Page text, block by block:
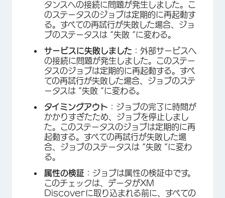
タンスへの接続に問題が発生しました。こ
のステータスのジョブは定期的に再起動す
る。すべての再試行が失敗した場合、ジョ
ブのステータスは “失敗 “に変わる。
サービスに失敗しました ：外部サービスへ
の接続に問題が発生しました。このステー
タスのジョブは定期的に再起動する。すべ
ての再試行が失敗した場合、ジョブのステ
ータスは “失敗 “に変わる。
タイミングアウト ：ジョブの完了に時間が
かかりすぎたため、ジョブを停止しまし
た。このステータスのジョブは定期的に再
起動する。すべての再試行が失敗した場
合、ジョブのステータスは “失敗 “に変わ
る。
属性の検証 ：ジョブは属性の検証中です。
このチェックは、データがXM
Discoverに取り込まれる前に、すべての